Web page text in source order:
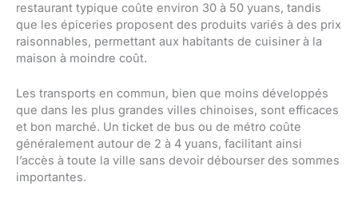
restaurant typique coûte environ 30 à 50 yuans, tandis
que les épiceries proposent des produits variés à des prix
raisonnables, permettant aux habitants de cuisiner à la
maison à moindre coût.
Les transports en commun, bien que moins développés
que dans les plus grandes villes chinoises, sont efficaces
et bon marché. Un ticket de bus ou de métro coûte
généralement autour de 2 à 4 yuans, facilitant ainsi
l’accès à toute la ville sans devoir débourser des sommes
importantes.